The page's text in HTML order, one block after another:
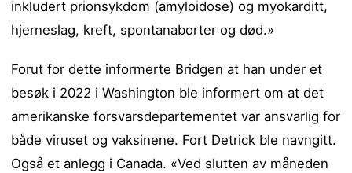
inkludert prionsykdom (amyloidose) og myokarditt,
hjerneslag, kreft, spontanaborter og død.»
Forut for dette informerte Bridgen at han under et
besøk i 2022 i Washington ble informert om at det
amerikanske forsvarsdepartementet var ansvarlig for
både viruset og vaksinene. Fort Detrick ble navngitt.
Også et anlegg i Canada. «Ved slutten av måneden